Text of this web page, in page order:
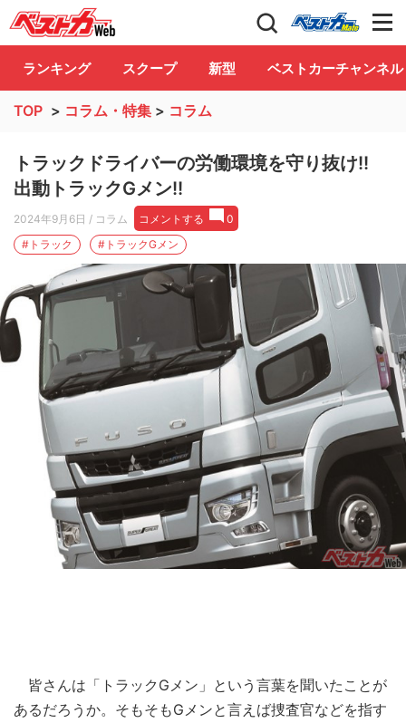
自動車情報誌「ベストカー」 Club
ランキング スクープ 新型 ベストカーチャンネル
TOP > コラム・特集 > コラム
トラックドライバーの労働環境を守り抜け!!
出動トラックGメン!!
2024年9月6日 / コラム コメントする
0
#トラック
#トラックGメン
皆さんは「トラックGメン」という言葉を聞いたことが
あるだろうか。そもそもGメンと言えば捜査官などを指す